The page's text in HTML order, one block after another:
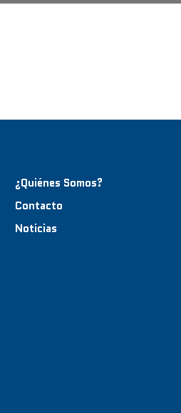
¿Quiénes Somos?
Contacto
Noticias